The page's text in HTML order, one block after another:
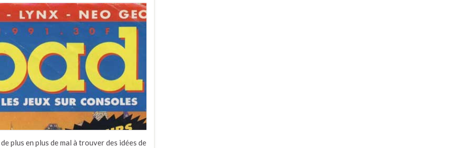
plus en plus de mal à trouver des idées de